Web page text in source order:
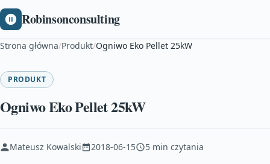
Robinsonconsulting
Strona główna/Produkt/Ogniwo Eko Pellet 25kW
PRODUKT
Ogniwo Eko Pellet 25kW
Mateusz Kowalski 2018-06-15 5 min czytania